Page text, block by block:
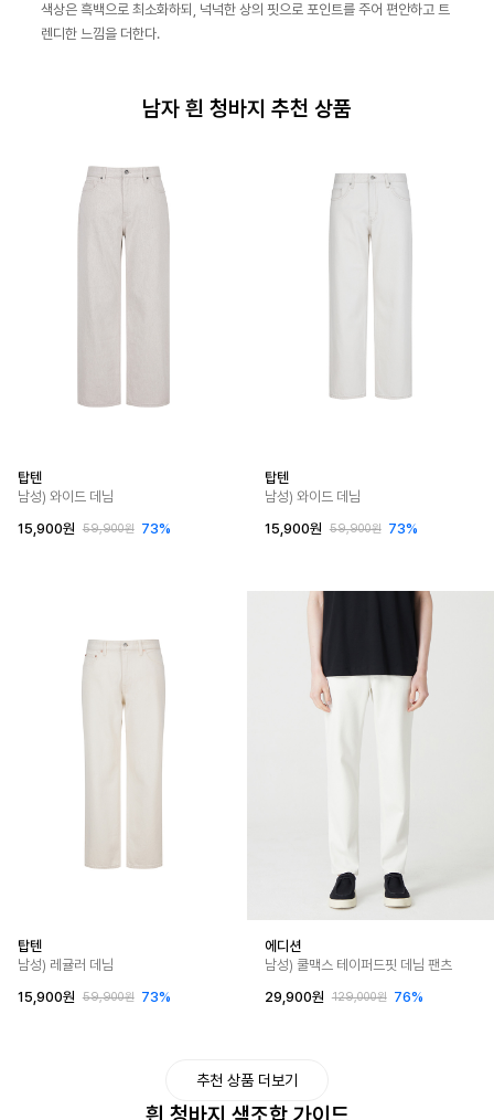
색상은 흑백으로 최소화하되, 넉넉한 상의 핏으로 포인트를 주어 편안하고 트
렌디한 느낌을 더한다.
남자 흰 청바지 추천 상품
탑텐
남성) 와이드 데님
15,900원
59,900원 73%
탑텐
남성) 와이드 데님
15,900원
59,900원 73%
탑텐
남성) 레귤러 데님
15,900원
59,900원 73%
에디션
남성) 쿨맥스 테이퍼드핏 데님 팬츠
29,900원
129,000원 76%
추천 상품 더보기
흰 청바지 색조합 가이드